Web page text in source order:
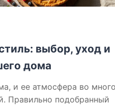
выбор, уход и
дома
и ее атмосфера во
Правильно подобранный